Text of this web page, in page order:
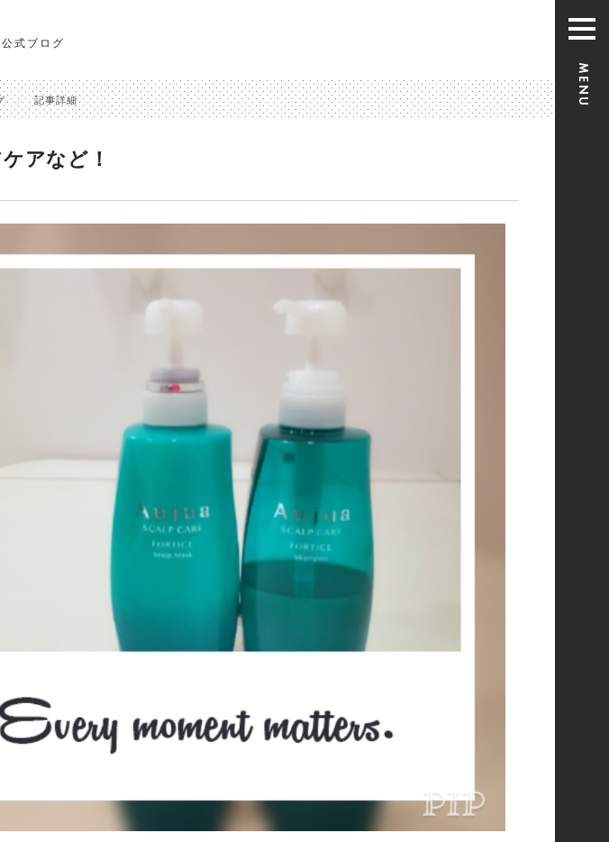
公式ブログ
記事詳細
アなど！